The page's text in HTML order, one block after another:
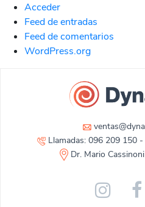
Acceder
Feed de entradas
Feed de comentarios
WordPress.org
Llamadas: 096 209 150
Dr. Mario